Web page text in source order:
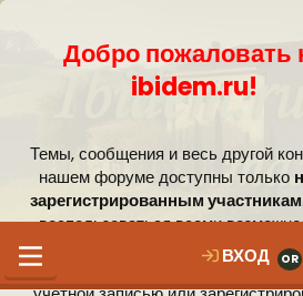
Добро пожаловать
ibidem.ru!
Темы, сообщения и весь другой
нашем форуме доступны только
зарегистрированным участникам
воспользоваться всеми
которые предлагает наше
необходимо войти в систему под
ВХОД